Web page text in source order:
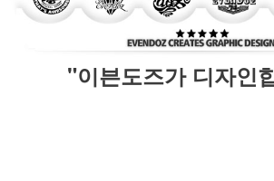
"이븐도즈가 디자인